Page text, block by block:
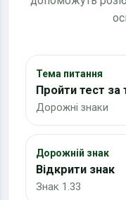
Тема питання
Пройти тест
Дорожні знаки
Дорожній знак
Відкрити знак
Знак 1.33